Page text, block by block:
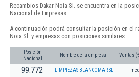
Recambios Dakar Noia Sl. se encuentra en la
Nacional de Empresas.
A continuación podrá consultar la posición en el
Noia Sl. y empresas con posiciones similares:
Posición
Nacional
Nombre de la empresa Ventas
99.772 LIMPIEZAS BLANCOMAR SL